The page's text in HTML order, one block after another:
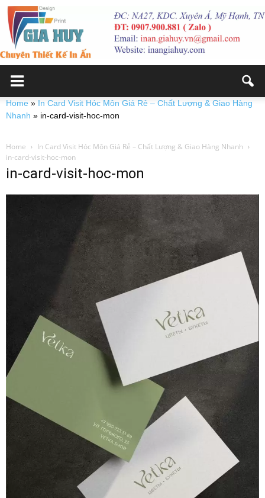
Home » In Card Visit Hóc Môn Giá Rẻ – Chất Lượng & Giao Hàng
Nhanh » in-card-visit-hoc-mon
Home
In Card Visit Hóc Môn Giá Rẻ – Chất Lượng & Giao Hàng Nhanh
in-card-visit-hoc-mon
in-card-visit-hoc-mon